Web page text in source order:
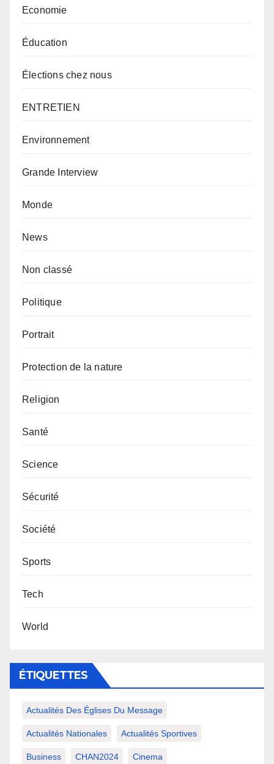
Economie
Éducation
Élections chez nous
ENTRETIEN
Environnement
Grande Interview
Monde
News
Non classé
Politique
Portrait
Protection de la nature
Religion
Santé
Science
Sécurité
Société
Sports
Tech
World
ÉTIQUETTES
Actualités Des Églises Du Message
Actualités Nationales Actualités Sportives
Business CHAN2024 Cinema